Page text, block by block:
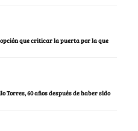
que criticar la puerta por la que
Torres, 60 años después de haber sido